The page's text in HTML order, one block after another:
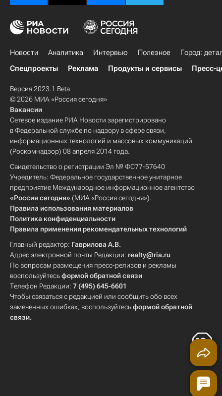
Новости Аналитика Интервью Полезное
Город:
Спецпроекты
Реклама Продукты и сервисы Пресс-
Версия 2023.1 Beta
© 2026 МИА «Россия сегодня»
Вакансии
Сетевое издание РИА Новости зарегистрировано
в Федеральной службе по надзору в сфере связи,
информационных технологий и массовых коммуникаций
(Роскомнадзор) 08 апреля 2014 года.
Свидетельство о регистрации Эл № ФС77-57640
Учредитель: Федеральное государственное унитарное
предприятие Международное информационное агентство
«Россия сегодня» (МИА «Россия сегодня»).
Правила использования материалов
Политика конфиденциальности
Правила применения рекомендательных технологий
Главный редактор: Гаврилова А.В.
Адрес электронной почты Редакции: realty@ria.ru
По вопросам размещения пресс-релизов и рекламы
воспользуйтесьформой обратной связи
Телефон Редакции: 7 (495) 645-6601
Чтобы связаться с редакцией или сообщить обо всех
замеченных ошибках, воспользуйтесьформой обратной
связи.